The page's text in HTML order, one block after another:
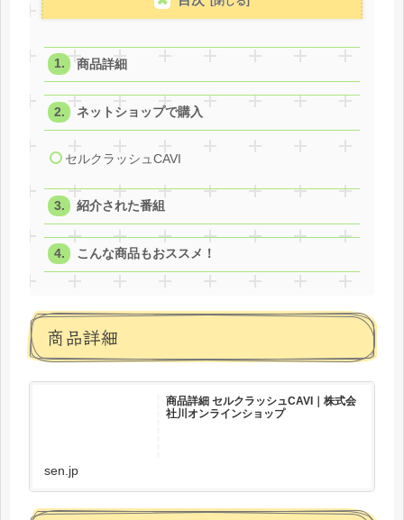
商品詳細
ネットショップで購入
セルクラッシュCAVI
紹介された番組
こんな商品もおススメ！
商品詳細
商品詳細 セルクラッシュCAVI｜株式会
社川オンラインショップ
sen.jp